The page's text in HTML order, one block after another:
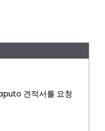
견적서를 요청